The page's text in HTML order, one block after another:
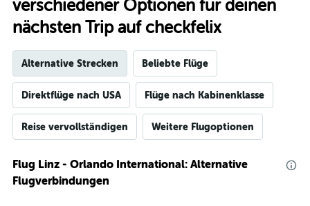
verschiedener Optionen für deinen
nächsten Trip auf checkfelix
Alternative Strecken Beliebte Flüge
Direktflüge nach USA Flüge nach Kabinenklasse
Reise vervollständigen Weitere Flugoptionen
Flug Linz - Orlando International: Alternative
Flugverbindungen